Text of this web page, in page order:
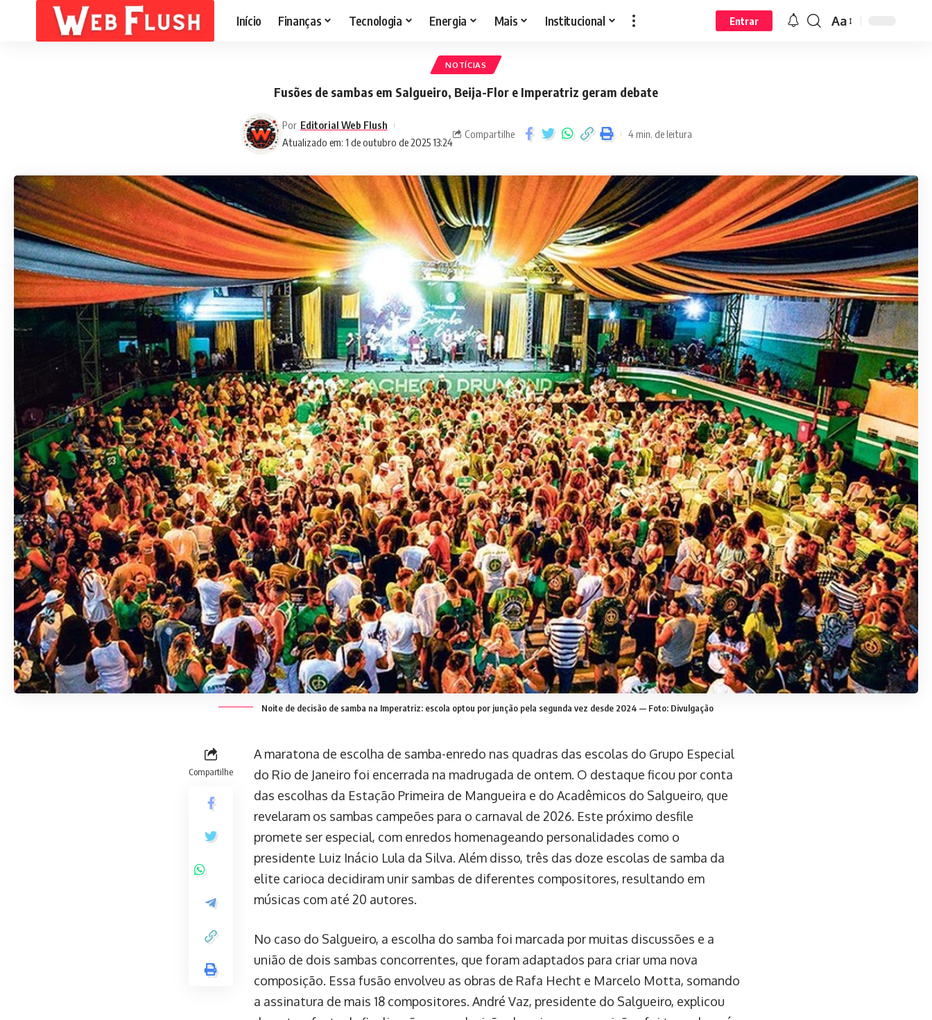
Início Finanças Tecnologia Energia Mais Institucional Entrar Aa
NOTÍCIAS
Fusões de sambas em Salgueiro, Beija-Flor e Imperatriz geram debate
Atualizado em: 1 de outubro de 2025 13:24
Por Editorial Web Flush
Compartilhe 4 min. de leitura
Noite de decisão de samba na Imperatriz: escola optou por junção pela segunda vez desde 2024 — Foto: Divulgação
Compartilhe
A maratona de escolha de samba-enredo nas quadras das escolas do Grupo Especial
do Rio de Janeiro foi encerrada na madrugada de ontem. O destaque ficou por conta
das escolhas da Estação Primeira de Mangueira e do Acadêmicos do Salgueiro, que
revelaram os sambas campeões para o carnaval de 2026. Este próximo desfile
promete ser especial, com enredos homenageando personalidades como o
presidente Luiz Inácio Lula da Silva. Além disso, três das doze escolas de samba da
elite carioca decidiram unir sambas de diferentes compositores, resultando em
músicas com até 20 autores.
No caso do Salgueiro, a escolha do samba foi marcada por muitas discussões e a
união de dois sambas concorrentes, que foram adaptados para criar uma nova
composição. Essa fusão envolveu as obras de Rafa Hecht e Marcelo Motta, somando
a assinatura de mais 18 compositores. André Vaz, presidente do Salgueiro, explicou